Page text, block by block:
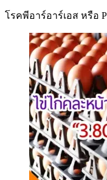
โรคพีอาร์อาร์เอส หรือ